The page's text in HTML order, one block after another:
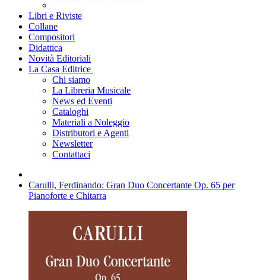
Libri e Riviste
Collane
Compositori
Didattica
Novità Editoriali
La Casa Editrice
Chi siamo
La Libreria Musicale
News ed Eventi
Cataloghi
Materiali a Noleggio
Distributori e Agenti
Newsletter
Contattaci
Carulli, Ferdinando: Gran Duo Concertante Op. 65 per
Pianoforte e Chitarra